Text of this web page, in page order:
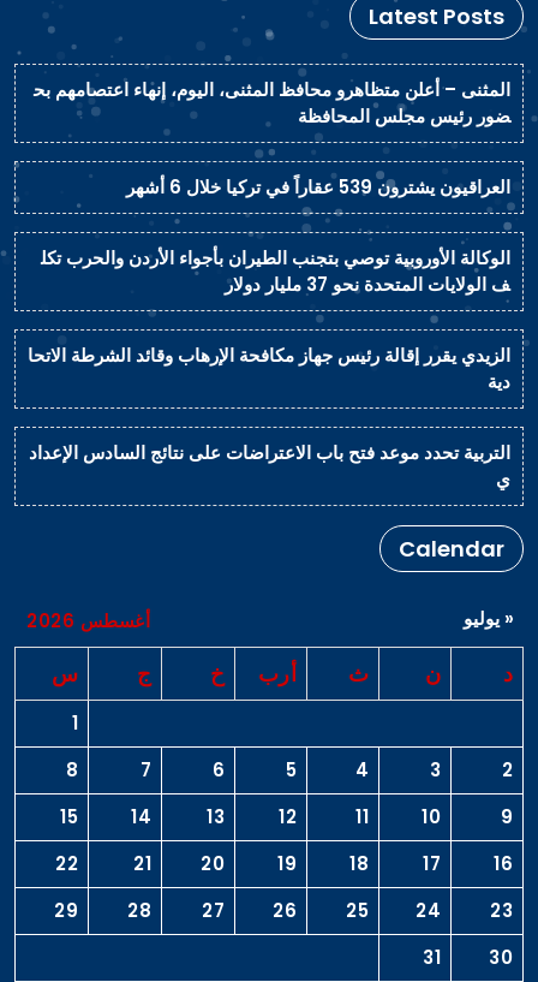
Latest Posts
المثنى – أعلن متظاهرو محافظ المثنى، اليوم، إنهاء اعتصامهم بح
ضور رئيس مجلس المحافظة
العراقيون يشترون 539 عقاراً في تركيا خلال 6 أشهر
الوكالة الأوروبية توصي بتجنب الطيران بأجواء الأردن والحرب تكل
ف الولايات المتحدة نحو 37 مليار دولار
الزيدي يقرر إقالة رئيس جهاز مكافحة الإرهاب وقائد الشرطة الاتحا
دية
التربية تحدد موعد فتح باب الاعتراضات على نتائج السادس الإعداد
ي
Calendar
أغسطس 2026
د ن ث أرب خ ج س
1
2
3
4
5
6
7
8
9
10
11
12
13
14
15
16
17
18
19
20
21
22
23
24
25
26
27
28
29
30
31
« يوليو